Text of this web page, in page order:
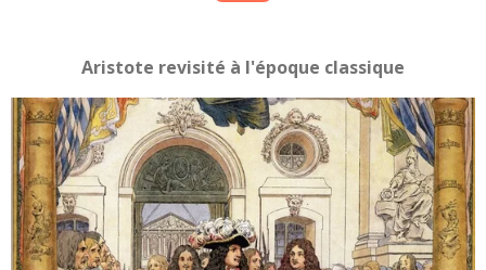
Aristote revisité à l'époque classique